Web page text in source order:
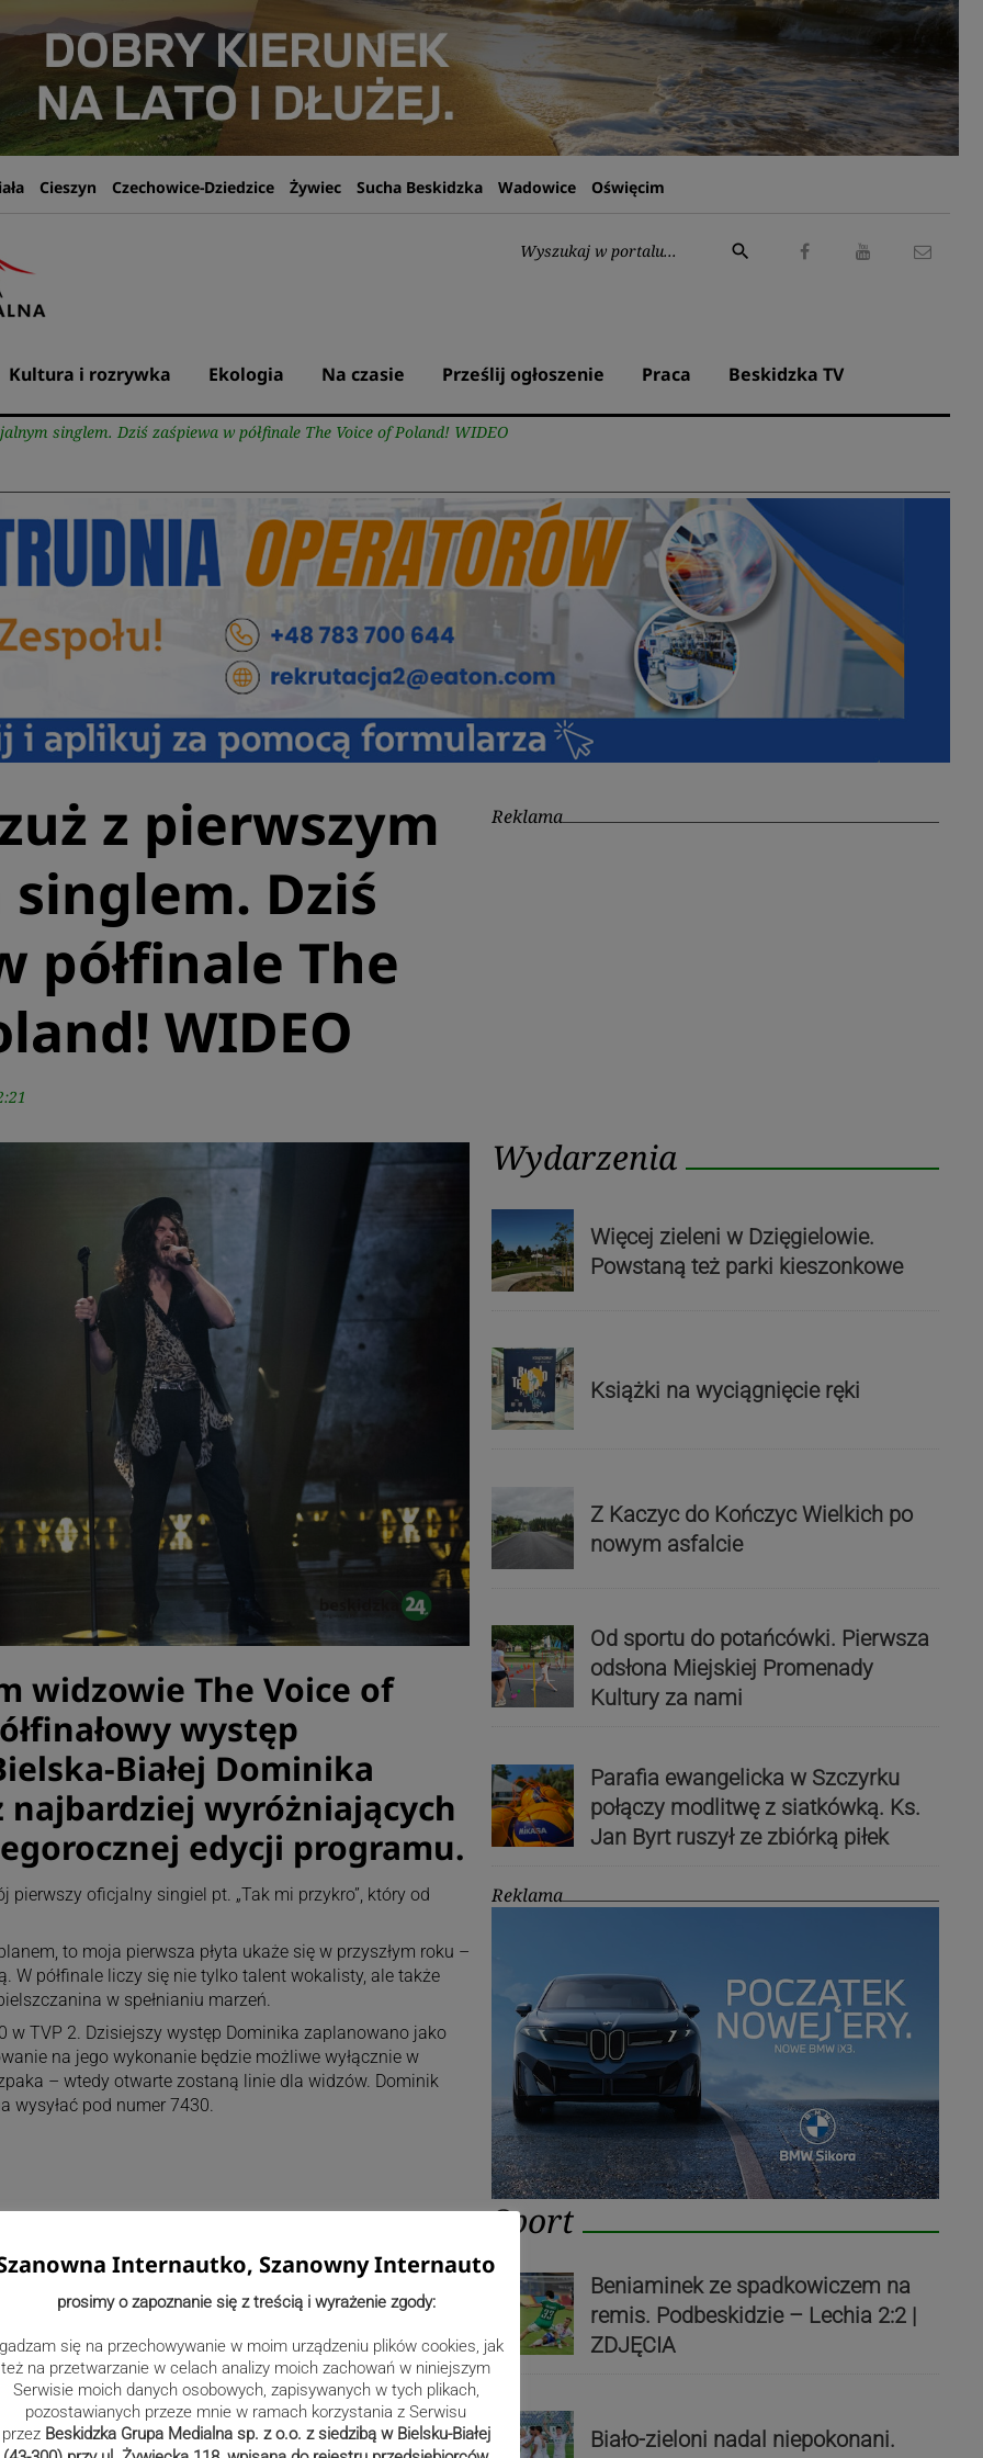
Cieszyn Czechowice-Dziedzice Żywiec Sucha Beskidzka Wadowice Oświęcim
Wyszukaj:
search
Kultura i rozrywka Ekologia Na czasie Prześlij ogłoszenie Praca Beskidzka TV
singlem. Dziś zaśpiewa w półfinale The Voice of Poland! WIDEO
z pierwszym
Dziś
półfinale The
WIDEO
widzowie The Voice of
występ
Białej Dominika
najbardziej wyróżniających
edycji programu.
pierwszy oficjalny singiel pt. „Tak mi przykro”, który od
to moja pierwsza płyta ukaże się w przyszłym roku –
W półfinale liczy się nie tylko talent wokalisty, ale także
w spełnianiu marzeń.
w TVP 2. Dzisiejszy występ Dominika zaplanowano jako
na jego wykonanie będzie możliwe wyłącznie w
– wtedy otwarte zostaną linie dla widzów. Dominik
wysyłać pod numer 7430.
Reklama
Wydarzenia
Więcej zieleni w Dzięgielowie.
Powstaną też parki kieszonkowe
Książki na wyciągnięcie ręki
Z Kaczyc do Kończyc Wielkich po
nowym asfalcie
Od sportu do potańcówki. Pierwsza
odsłona Miejskiej Promenady
Kultury za nami
Parafia ewangelicka w Szczyrku
połączy modlitwę z siatkówką. Ks.
Jan Byrt ruszył ze zbiórką piłek
Reklama
Sport
Beniaminek ze spadkowiczem na
remis. Podbeskidzie – Lechia 2:2 |
ZDJĘCIA
Biało-zieloni nadal niepokonani.
Internautko, Szanowny Internauto
prosimy o zapoznanie się z treścią i wyrażenie zgody:
się na przechowywanie w moim urządzeniu plików cookies, jak
też na przetwarzanie w celach analizy moich zachowań w niniejszym
Serwisie moich danych osobowych, zapisywanych w tych plikach,
pozostawianych przeze mnie w ramach korzystania z Serwisu
przez Beskidzka Grupa Medialna sp. z o.o. z siedzibą w Bielsku-Białej